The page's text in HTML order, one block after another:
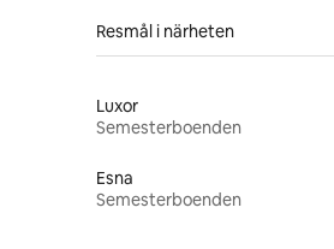
Resmål i närheten
Luxor
Semesterboenden
Esna
Semesterboenden